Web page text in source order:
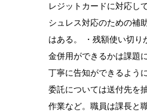
レジットカードに対応し
シュレス対応のための補
はある。 ・残額使い切り
金併用ができるかは課題
丁寧に告知ができるよう
委託については送付先を
作業など。職員は課長と